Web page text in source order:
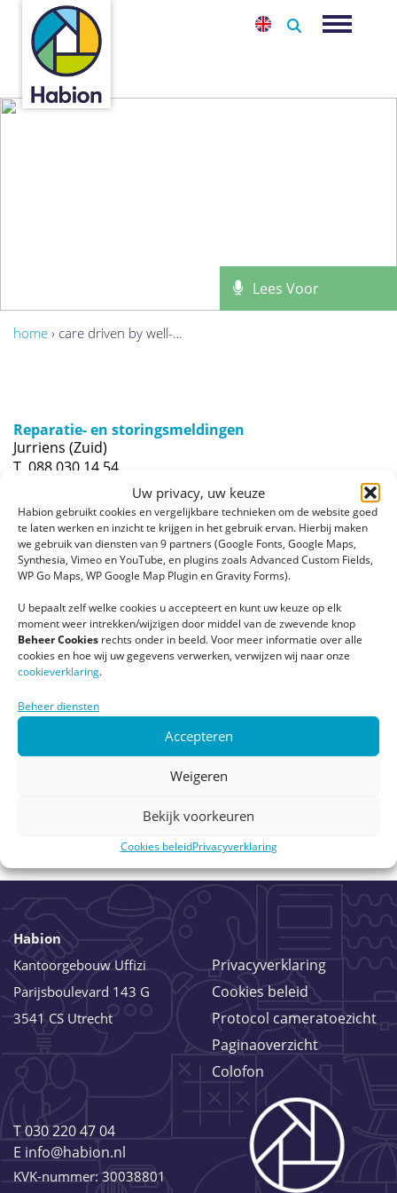
Uw privacy, uw keuze
Habion gebruikt cookies en vergelijkbare technieken om de website goed
te laten werken en inzicht te krijgen in het gebruik ervan. Hierbij maken
we gebruik van diensten van 9 partners (Google Fonts, Google Maps,
Synthesia, Vimeo en YouTube, en plugins zoals Advanced Custom Fields,
WP Go Maps, WP Google Map Plugin en Gravity Forms).
U bepaalt zelf welke cookies u accepteert en kunt uw keuze op elk
moment weer intrekken/wijzigen door middel van de zwevende knop
Beheer Cookies rechts onder in beeld. Voor meer informatie over alle
cookies en hoe wij uw gegevens verwerken, verwijzen wij naar onze
cookieverklaring.
Beheer diensten
Accepteren
Weigeren
Bekijk voorkeuren
Cookies beleidPrivacyverklaring
Toggle
Lees Voor
home › care driven by well-…
Reparatie- en storingsmeldingen
Jurriens (Zuid)
T. 088 030 14 54
storingenhabion@jurriens.nl
-of----
T. 088 030 14 49
storingenhabion@jurriens.nl
-of----
Jurriëns
T. 088 – 030 14 37
storingenhabion@jurriens.nl
Habion
Kantoorgebouw Uffizi
Parijsboulevard 143 G
3541 CS Utrecht
Privacyverklaring
Cookies beleid
Protocol cameratoezicht
Paginaoverzicht
Colofon
T030 220 47 04
E info@habion.nl
KVK-nummer: 30038801